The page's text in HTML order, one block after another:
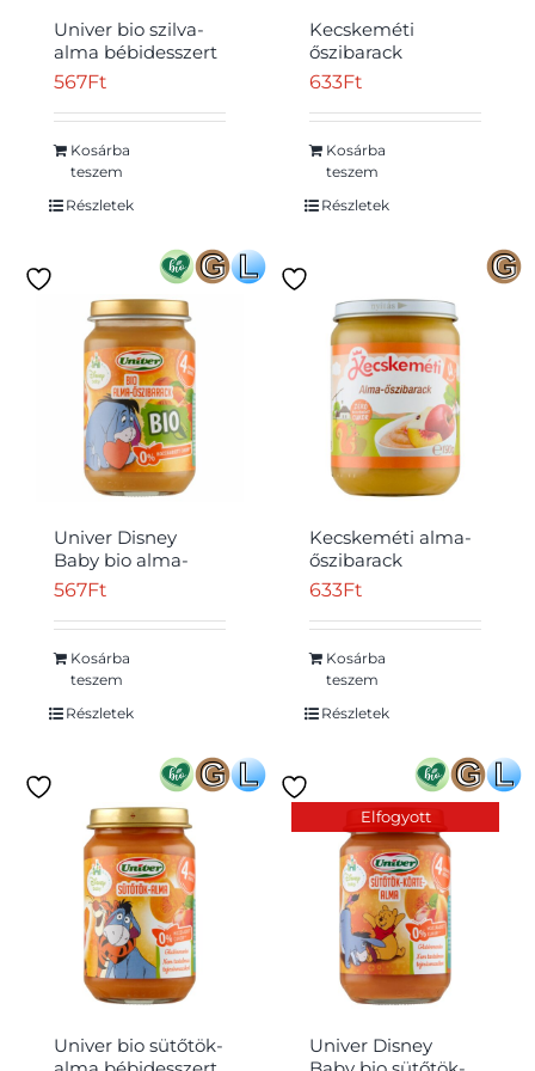
Átvétel
Univer bio szilva-
alma bébidesszert
4 hónapos kortól
567Ft
Kosárba
teszem
Részletek
Kecskeméti
őszibarack
bébidesszert 4
g
633Ft
Kosárba
teszem
Részletek
Univer Disney
Baby bio alma-
őszibarack
hónapos kortól 163
g
567Ft
Kosárba
teszem
Részletek
Kecskeméti alma-
őszibarack
bébidesszert 4
g
633Ft
Kosárba
teszem
Részletek
Univer bio sütőtök-
Elfogyott
Univer Disney